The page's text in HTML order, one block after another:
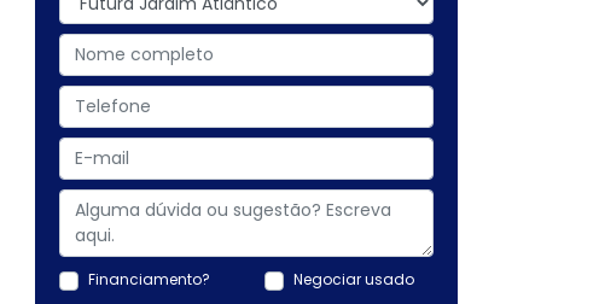
Financiamento? Negociar usado